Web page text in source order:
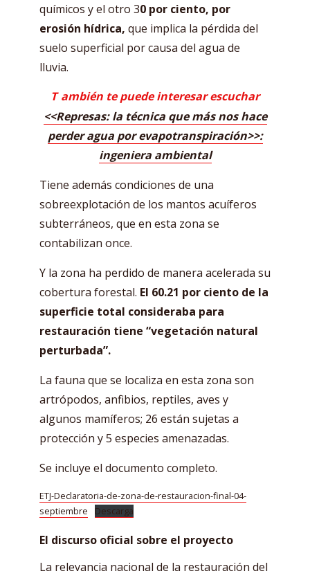
químicos y el otro 30 por ciento, por
erosión hídrica, que implica la pérdida del
suelo superficial por causa del agua de
lluvia.
T ambién te puede interesar escuchar
<<Represas: la técnica que más nos hace
perder agua por evapotranspiración>>:
ingeniera ambiental
Tiene además condiciones de una
sobreexplotación de los mantos acuíferos
subterráneos, que en esta zona se
contabilizan once.
Y la zona ha perdido de manera acelerada su
cobertura forestal. El 60.21 por ciento de la
superficie total consideraba para
restauración tiene “vegetación natural
perturbada”.
La fauna que se localiza en esta zona son
artrópodos, anfibios, reptiles, aves y
algunos mamíferos; 26 están sujetas a
protección y 5 especies amenazadas.
Se incluye el documento completo.
ETJ-Declaratoria-de-zona-de-restauracion-final-04-
septiembre
Descarga
El discurso oficial sobre el proyecto
La relevancia nacional de la restauración del